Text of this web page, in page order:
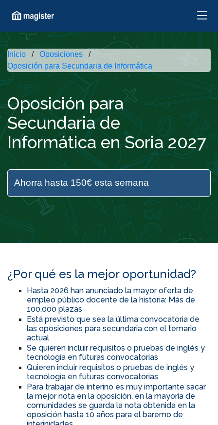
Inicio
Oposiciones
Oposición para Secundaria de Informática
Oposición para
Secundaria de
Informática en Soria 2027
Ahorra hasta 150€ esta semana
¿Por qué es la mejor oportunidad?
Hasta 2026 han anunciado la mayor oferta de
empleo público docente de la historia: Más de
100.000 plazas
Está previsto que sea la última convocatoria de
las oposiciones para secundaria con el temario
actual
Se quieren incluir requisitos o pruebas de inglés y
tecnología en futuras convocatorias
Quieren incluir requisitos o pruebas de inglés y
tecnología en futuras convocatorias
Para trabajar de interino es muy importante sacar
la mejor nota en la oposición, en la mayoría de
comunidades se guarda la nota obtenida en la
oposición hasta 10 años para el baremo de